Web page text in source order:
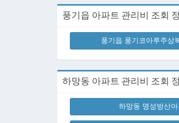
풍기읍 아파트 관리비 조회
풍기읍 풍기코아루주상
하망동 아파트 관리비 조회
하망동 명성방산아